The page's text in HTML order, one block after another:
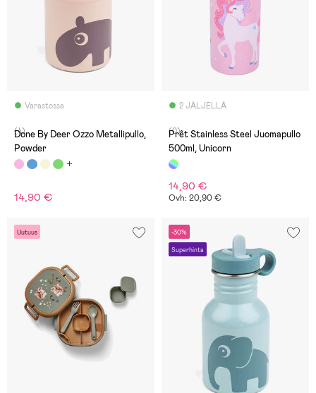
Varastossa
(4)
Done By Deer Ozzo Metallipullo,
Powder
14,90 €
2 JÄLJELLÄ
(0)
Prêt Stainless Steel Juomapullo
500ml, Unicorn
14,90 €
Ovh: 20,90 €
Uutuus -30%
Superhinta